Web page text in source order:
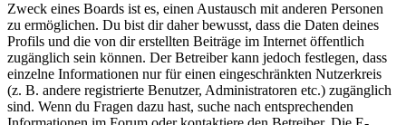
Zweck eines Boards ist es, einen Austausch mit anderen Personen
zu ermöglichen. Du bist dir daher bewusst, dass die Daten deines
Profils und die von dir erstellten Beiträge im Internet öffentlich
zugänglich sein können. Der Betreiber kann jedoch festlegen, dass
einzelne Informationen nur für einen eingeschränkten Nutzerkreis
(z. B. andere registrierte Benutzer, Administratoren etc.) zugänglich
sind. Wenn du Fragen dazu hast, suche nach entsprechenden